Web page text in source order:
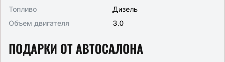
Топливо
Дизель
Объем двигателя
3.0
ПОДАРКИ ОТ АВТОСАЛОНА